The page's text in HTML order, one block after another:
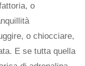
o
o chiocciare,
E se tutta quella